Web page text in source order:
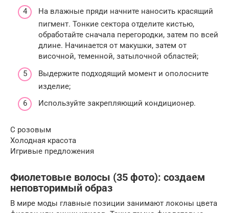
На влажные пряди начните наносить красящий
пигмент. Тонкие сектора отделите кистью,
обработайте сначала перегородки, затем по всей
длине. Начинается от макушки, затем от
височной, теменной, затылочной областей;
Выдержите подходящий момент и ополосните
изделие;
Используйте закрепляющий кондиционер.
С розовым
Холодная красота
Игривые предложения
Фиолетовые волосы (35 фото): создаем
неповторимый образ
В мире моды главные позиции занимают локоны цвета